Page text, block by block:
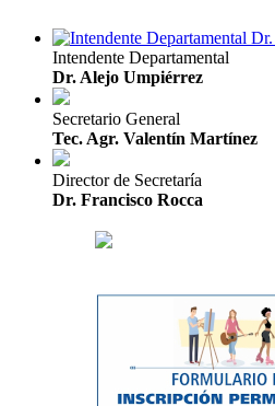
Intendente Departamental
Dr. Alejo Umpiérrez
Secretario General
Tec. Agr. Valentín Martínez
Director de Secretaría
Dr. Francisco Rocca